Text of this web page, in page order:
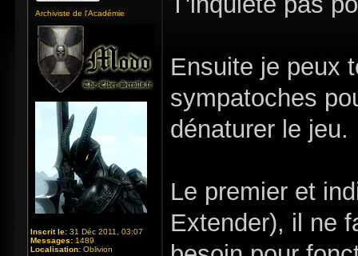
Archiviste de l'Académie
Inscrit le: 31 Déc 2011, 03:07
Messages: 1489
Localisation: Oblivion
Ensuite je peux
sympatoches
dénaturer le jeu.
Le premier et
Extender), il ne